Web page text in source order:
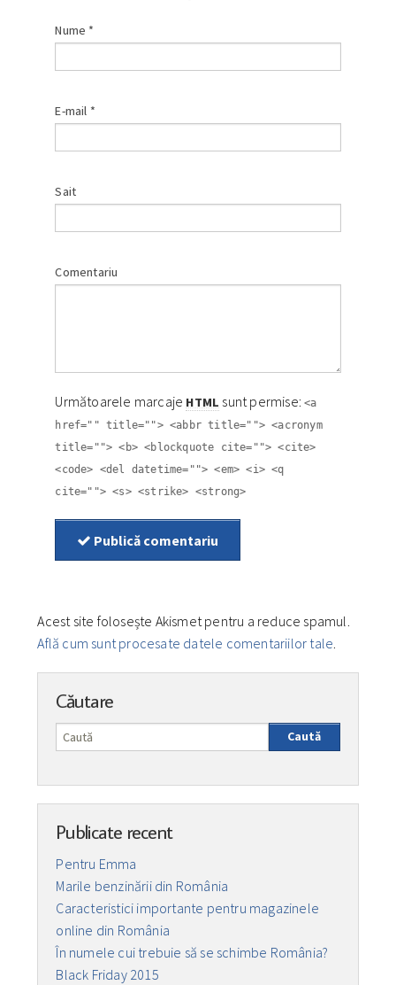
Nume *
E-mail *
Sait
Comentariu
Următoarele marcaje HTML sunt permise:<a
href="" title=""> <abbr title=""> <acronym
title=""> <b> <blockquote cite=""> <cite>
<code> <del datetime=""> <em> <i> <q
cite=""> <s> <strike> <strong>
Publică comentariu
Acest site folosește Akismet pentru a reduce spamul.
Află cum sunt procesate datele comentariilor tale.
Căutare
Caută
Publicate recent
Pentru Emma
Marile benzinării din România
Caracteristici importante pentru magazinele
online din România
În numele cui trebuie să se schimbe România?
Black Friday 2015